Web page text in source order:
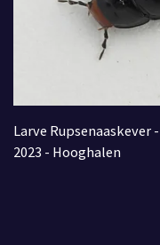
Larve Rupsenaaskever
2023 - Hooghalen